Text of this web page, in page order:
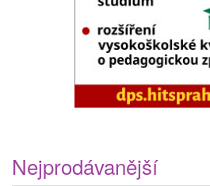
Nejprodávanější